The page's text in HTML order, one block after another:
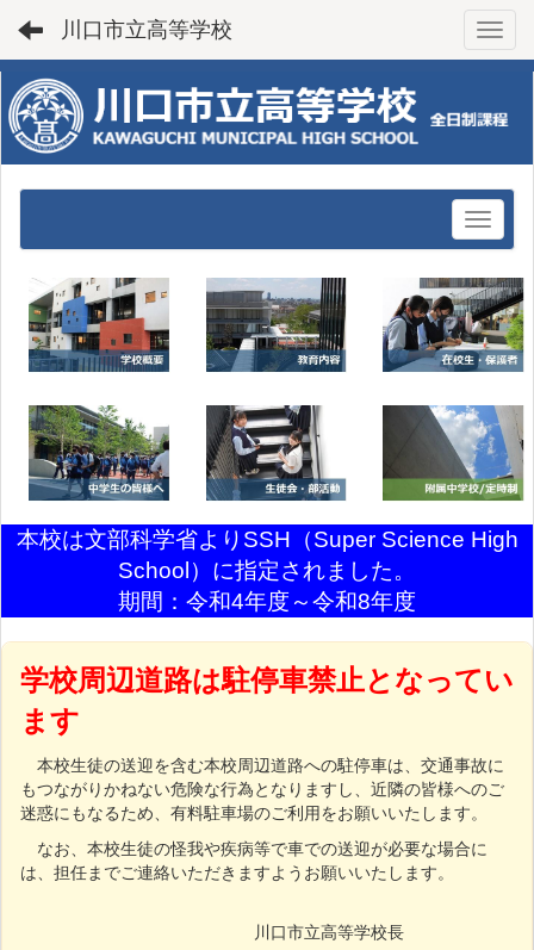
川口市立高等学校
本校は文部科学省よりSSH（Super Science High
School）に指定されました。
期間：令和4年度～令和8年度
学校周辺道路は駐停車禁止となってい
ます
本校生徒の送迎を含む本校周辺道路への駐停車は、交通事故に
もつながりかねない危険な行為となりますし、近隣の皆様へのご
迷惑にもなるため、有料駐車場のご利用をお願いいたします。
なお、本校生徒の怪我や疾病等で車での送迎が必要な場合に
は、担任までご連絡いただきますようお願いいたします。
川口市立高等学校長